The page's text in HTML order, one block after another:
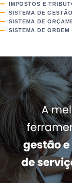
IMPOSTOS E
SISTEMA DE GESTÃO
SISTEMA DE
SISTEMA DE ORDEM